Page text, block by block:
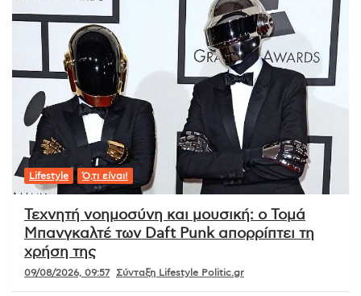
Lifestyle Ό,τι είναι!
Τεχνητή νοημοσύνη και μουσική: ο Τομά
Μπανγκαλτέ των Daft Punk απορρίπτει τη
χρήση της
09/08/2026, 09:57 Σύνταξη Lifestyle Politic.gr